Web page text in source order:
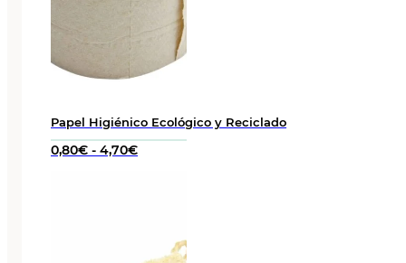
Papel Higiénico Ecológico y Reciclado
0,80€ - 4,70€Rango
4,70€